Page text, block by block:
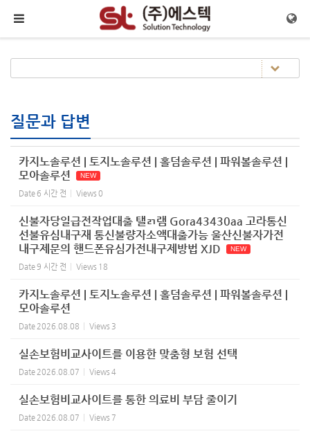
메뉴 건너뛰기
질문과 답변
카지노솔루션 | 토지노솔루션 | 홀덤솔루션 | 파워볼솔루션 |
모아솔루션
NEW
Date 6 시간 전 Views 0
신불자당일급전작업대출 탤ㄺ램 Gora43430aa 고라통신
선불유심내구재 통신불량자소액대출가능 울산신불자가전
내구제문의 핸드폰유심가전내구제방법 XJD
NEW
Date9 시간 전 Views 18
카지노솔루션 | 토지노솔루션 | 홀덤솔루션 | 파워볼솔루션 |
모아솔루션
Date 2026.08.08 Views 3
실손보험비교사이트를 이용한 맞춤형 보험 선택
Date 2026.08.07 Views 4
실손보험비교사이트를 통한 의료비 부담 줄이기
Date 2026.08.07 Views 7